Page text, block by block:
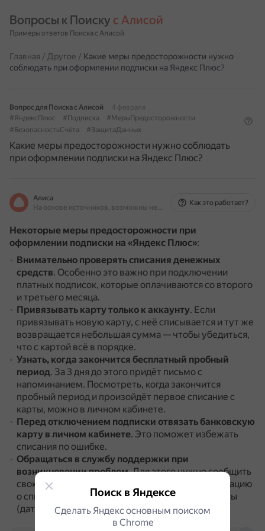
Вопросы к Поиску с Алисой
Примеры ответов Поиска с Алисой
Главная / Другое / Какие меры предосторожности нужно
соблюдать при оформлении подписки на Яндекс Плюс?
Вопрос для Поиска с Алисой
4 февраля
#ЯндексПлюс
#Подписка
#МерыПредосторожности
#БезопасностьСчёта
#ЗащитаДанных
Какие меры предосторожности нужно соблюдать
при оформлении подписки на Яндекс Плюс?
Алиса
На основе источников, возможны неточности
Как это работает?
Некоторые меры предосторожности при
оформлении подписки на «Яндекс Плюс»:
Внимательно проверять списания денежных
средств. Особенно это важно при подключении
платных подписок, которые оплачиваются со второго
и третьего месяца.
Привязывать картутолько к аккаунту. Если
привязывать новую карту, с неё списывается и тут же
возвращается небольшая сумма — чтобы убедиться,
что с картой всё в порядке.
Узнать, когда закончится бесплатный пробный
период. За 3 дня до этого придёт письмо с
напоминанием. Посмотреть, когда закончится
пробный период и произойдёт первое списание с
карты, можно в личном кабинете.
Перед отключением подписки отвязать банковскую
карту в личном кабинете. Это поможет избежать
списания по ошибке.
Обращаться в службу поддержки при
возникновении проблем.Для этого нужно сообщить
свою электронную почту и подготовить информацию
о списании денежных средств с банковской карты
(дата, время, сумма и номер карты).
Поиск в Яндексе
Сделать Яндекс основным поиском
в Сhrome